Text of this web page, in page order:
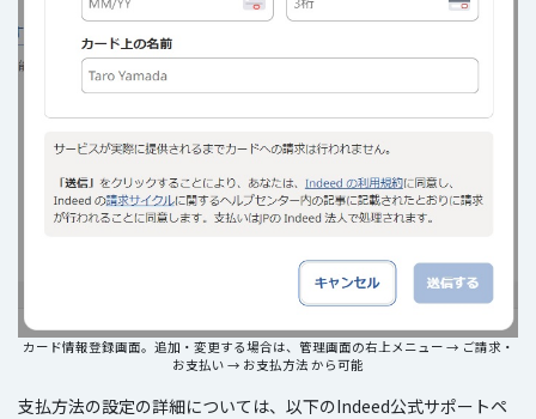
カード情報登録画面。追加・変更する場合は、管理画面の右上メニュー → ご請求・
お支払い → お支払方法 から可能
支払方法の設定の詳細については、以下のIndeed公式サポートペ